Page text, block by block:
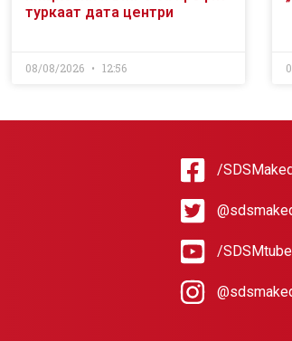
туркаат дата центри
08/08/2026 12:56
/
/SDSMtube